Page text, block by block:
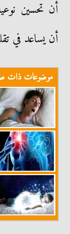
أن تحسين
أن يساعد في
موضوعات ذات